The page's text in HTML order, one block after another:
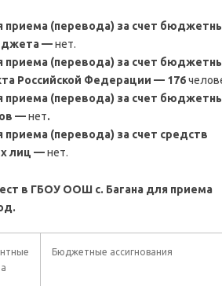
приема (перевода) за счет
—нет.
приема (перевода) за счет
Российской Федерации — 176
приема (перевода) за счет
—нет.
(перевода) за счет средств
лиц —нет.
в ГБОУ ООШ с. Багана для приема
Бюджетные ассигнования